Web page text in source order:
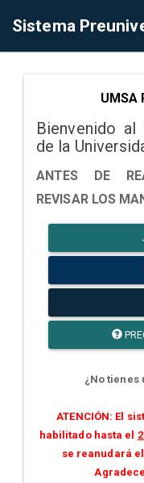
Sistema
UMSA
Bienvenido al
de la
ANTES DE
REVISAR LOS
¿No tienes
ATENCIÓN: El
habilitado hasta el
se reanudará el